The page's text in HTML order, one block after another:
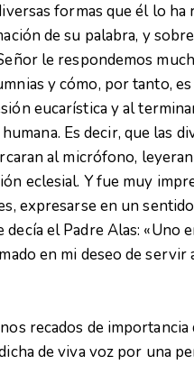
formas que él lo ha
de su palabra, y
le respondemos
y cómo, por tanto,
eucarística y al
Es decir, que las
al micrófono,
eclesial. Y fue muy
expresarse en un
el Padre Alas: «Uno
en mi deseo de
recados de
de viva voz por una